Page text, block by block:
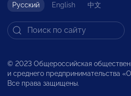
Русский English 中文
© 2023 Общероссийская
и среднего предпринимательства
Все права защищены.